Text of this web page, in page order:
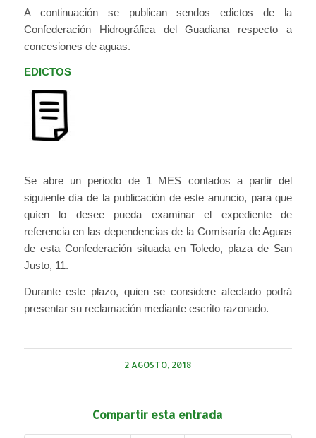
A continuación se publican sendos edictos de la
Confederación Hidrográfica del Guadiana respecto a
concesiones de aguas.
EDICTOS
Se abre un periodo de 1 MES contados a partir del
siguiente día de la publicación de este anuncio, para que
quíen lo desee pueda examinar el expediente de
referencia en las dependencias de la Comisaría de Aguas
de esta Confederación situada en Toledo, plaza de San
Justo, 11.
Durante este plazo, quien se considere afectado podrá
presentar su reclamación mediante escrito razonado.
2 AGOSTO, 2018
Compartir esta entrada